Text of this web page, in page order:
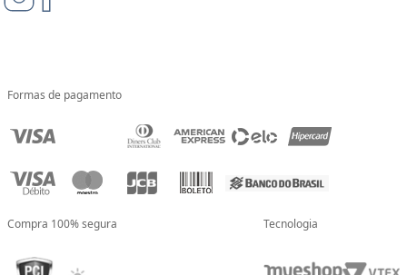
Formas de pagamento
Compra 100% segura Tecnologia